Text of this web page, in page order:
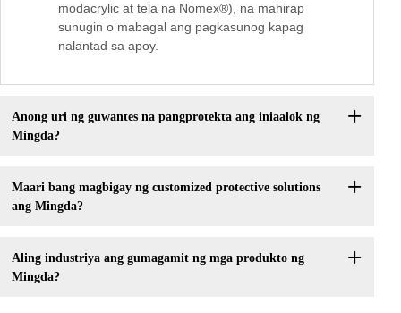
modacrylic at tela na Nomex®), na mahirap
sunugin o mabagal ang pagkasunog kapag
nalantad sa apoy.
Anong uri ng guwantes na pangprotekta ang iniaalok ng
Mingda?
Maari bang magbigay ng customized protective solutions
ang Mingda?
Aling industriya ang gumagamit ng mga produkto ng
Mingda?